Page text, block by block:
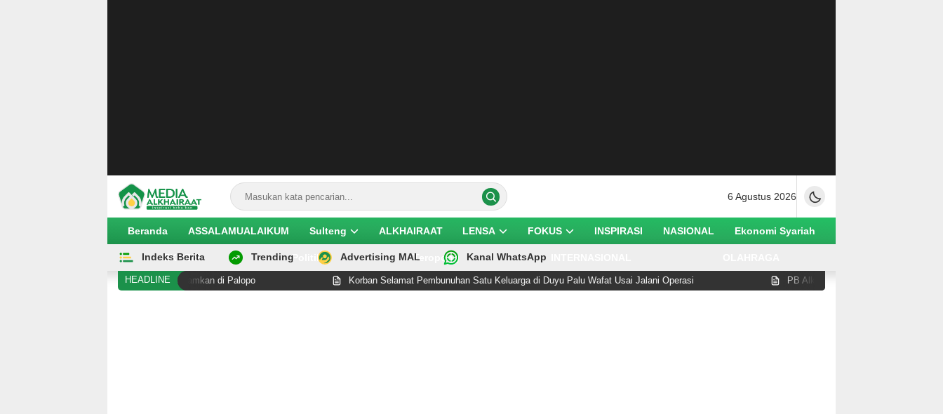
6 Agustus 2026
Beranda ASSALAMUALAIKUM Sulteng ALKHAIRAAT LENSA FOKUS INSPIRASI NASIONAL Ekonomi Syariah
EKOBIS Politik Teropong
Indeks Berita Trending Advertising MAL Kanal WhatsApp
HEADLINE
di Duyu Meninggal, Akan Dimakamkan di Palopo Korban Selamat Pembunuhan Satu Keluarga di Duyu Palu Wafat Usai Jalani Operasi PB Alkhairaat Dukung Hukuman Mati Koruptor